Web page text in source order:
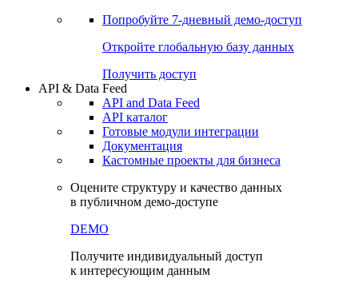
Попробуйте 7-дневный демо-доступ
Откройте глобальную базу данных
Получить доступ
API & Data Feed
API and Data Feed
API каталог
Готовые модули интеграции
Документация
Кастомные проекты для бизнеса
Оцените структуру и качество данных
в публичном демо-доступе
DEMO
Получите индивидуальный доступ
к интересующим данным